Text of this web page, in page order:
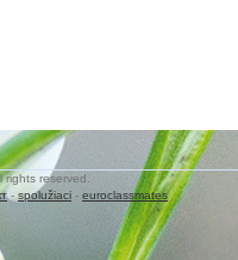
rights reserved.
- spolužiaci - euroclassmates